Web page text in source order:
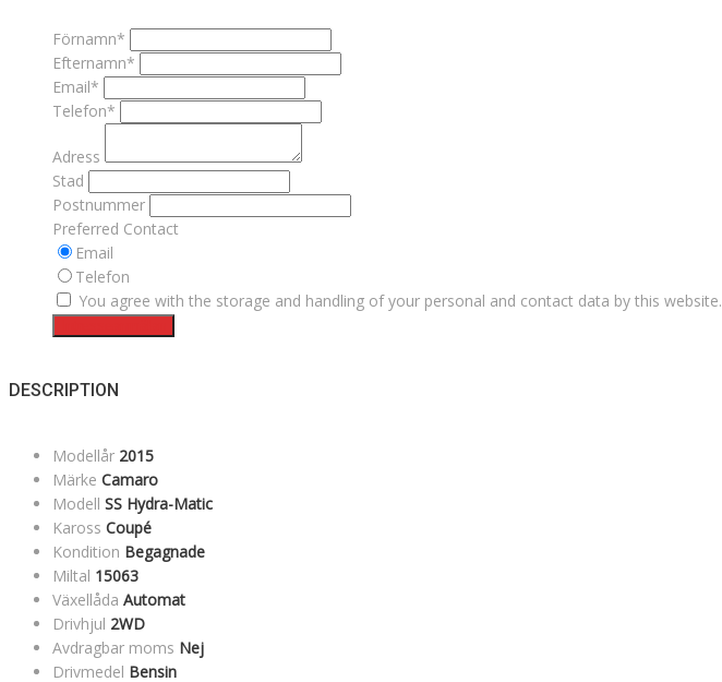
Förnamn*
Efternamn*
Email*
Telefon*
Adress
Stad
Postnummer
Preferred Contact
Email
Telefon
You agree with the storage and handling of your personal and contact data by this website.
DESCRIPTION
Modellår 2015
Märke Camaro
Modell SS Hydra-Matic
Kaross Coupé
Kondition Begagnade
Miltal 15063
Växellåda Automat
Drivhjul 2WD
Avdragbar moms Nej
Drivmedel Bensin